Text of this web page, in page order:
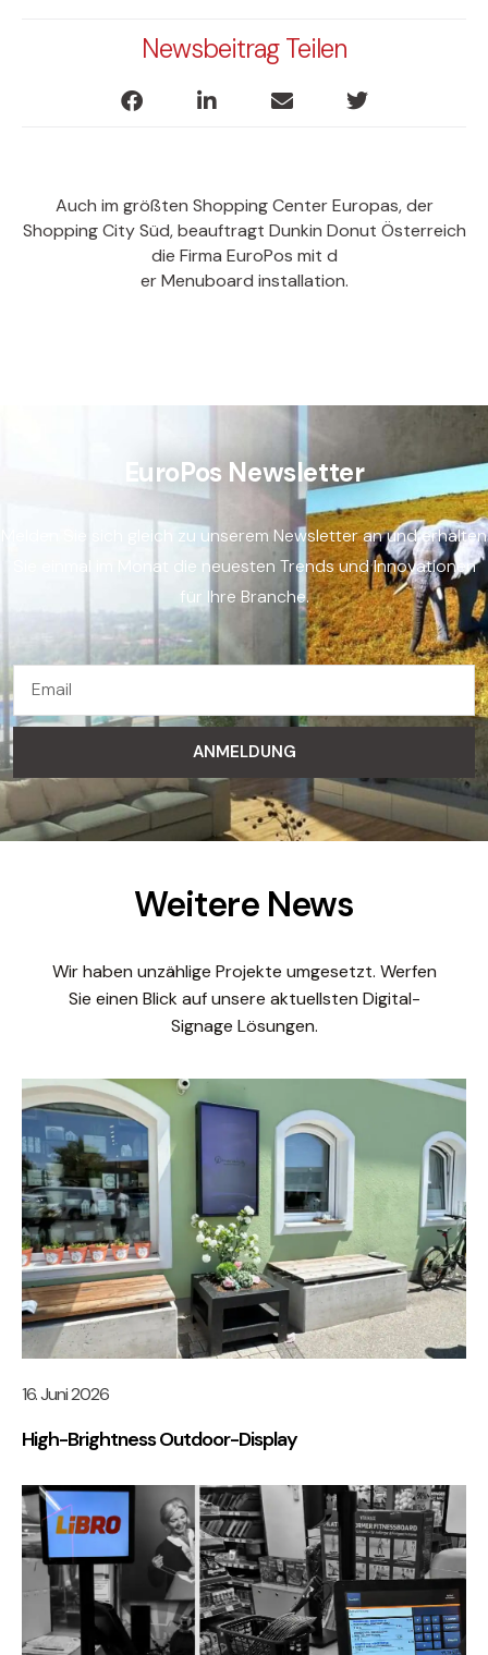
Newsbeitrag Teilen
Auch im größten Shopping Center Europas, der
Shopping City Süd, beauftragt Dunkin Donut Österreich
die Firma EuroPos mit d
er Menuboard installation.
EuroPos Newsletter
Melden Sie sich gleich zu unserem Newsletter an und erhalten
Sie einmal im Monat die neuesten Trends und Innovationen
für Ihre Branche.
ANMELDUNG
Weitere News
Wir haben unzählige Projekte umgesetzt. Werfen
Sie einen Blick auf unsere aktuellsten Digital-
Signage Lösungen.
16. Juni 2026
High-Brightness Outdoor-Display